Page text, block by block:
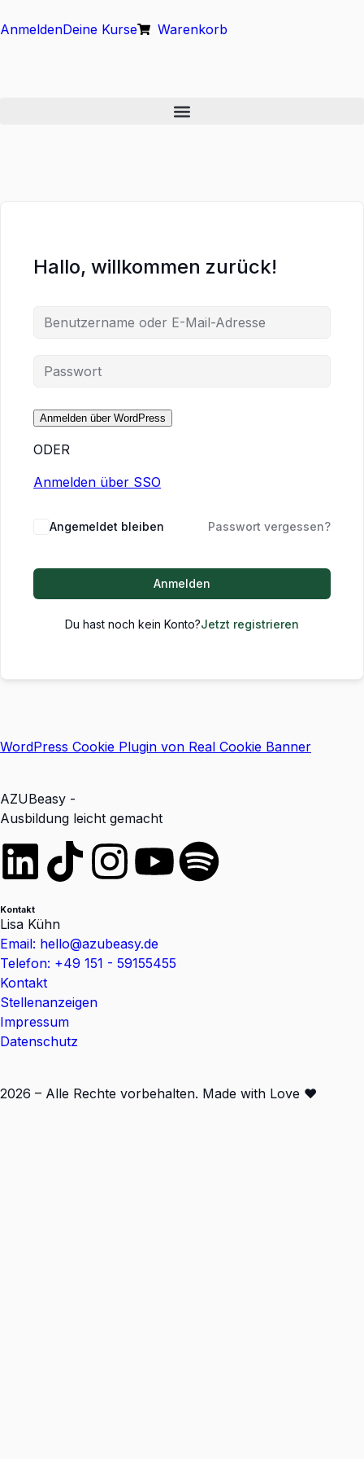
AnmeldenDeine Kurse Warenkorb
Hallo, willkommen zurück!
ODER
Anmelden über SSO
Angemeldet bleiben Passwort vergessen?
Anmelden
Du hast noch kein Konto?Jetzt registrieren
WordPress Cookie Plugin von Real Cookie Banner
AZUBeasy -
Ausbildung leicht gemacht
Kontakt
Lisa Kühn
Email: hello@azubeasy.de
Telefon: +49 151 - 59155455
Kontakt
Stellenanzeigen
Impressum
Datenschutz
2026 – Alle Rechte vorbehalten. Made with Love ❤️